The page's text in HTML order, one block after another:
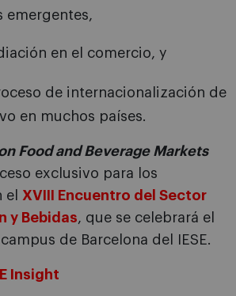
emergentes,
en el comercio, y
de internacionalización de
en muchos países.
Food and Beverage Markets
exclusivo para los
el XVIII Encuentro del Sector
y Bebidas, que se celebrará el
de Barcelona del IESE.
Insight